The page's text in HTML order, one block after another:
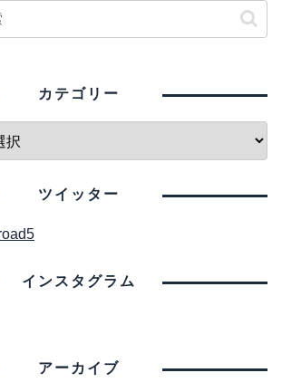
カテゴリー
ツイッター
インスタグラム
アーカイブ